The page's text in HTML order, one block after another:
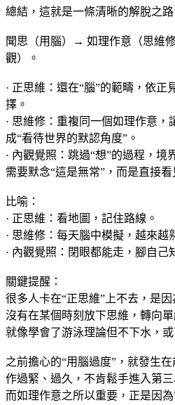
總結，這就是一條清晰的解脫之路
聞思（用腦）→ 如理作意（思維
觀）。
· 正思維：還在“腦”的範疇，依正
擇。
· 思維修：重複同一個如理作意，
成“看待世界的默認角度”。
· 內觀覺照：跳過“想”的過程，
需要默念“這是無常”，而是直接看
比喻：
· 正思維：看地圖，記住路線。
· 思維修：每天腦中模擬，越來越
· 內觀覺照：閉眼都能走，腳自己
關鍵提醒：
很多人卡在“正思維”上不去，是因
沒有在某個時刻放下思維，轉向單
就像學會了游泳理論但不下水，
之前擔心的“用腦過度”，就發生
作過緊、過久，不肯鬆手進入第三
而如理作意之所以重要，正是因